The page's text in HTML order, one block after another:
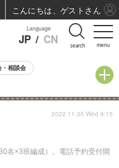
menu
Language
JP / CN search
・相談会
名×3班編成）。電話予約受付開
2022.11.30 Wed 9:15
こんにちは、ゲストさん